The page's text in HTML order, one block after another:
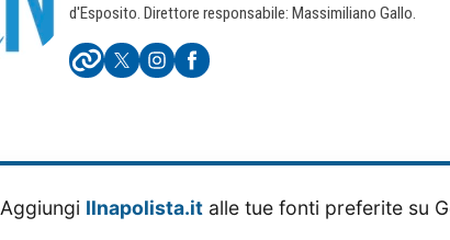
d'Esposito. Direttore responsabile: Massimiliano Gallo.
Aggiungi Ilnapolista.it alle tue fonti preferite su